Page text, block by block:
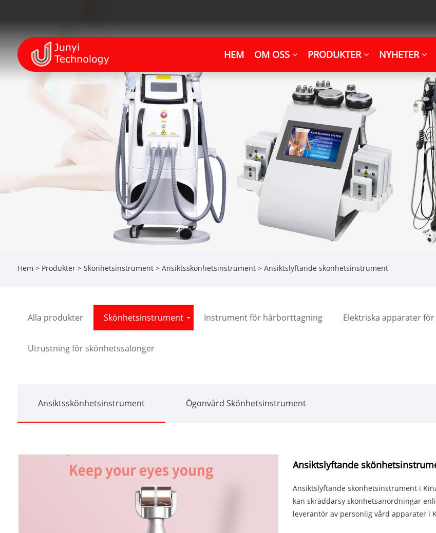
HEM OM OSS PRODUKTER NYHETER
Hem > Produkter> Skönhetsinstrument> Ansiktsskönhetsinstrument> Ansiktslyftande skönhetsinstrument
Alla produkter Skönhetsinstrument Instrument för hårborttagning Elektriska apparater
Utrustning för skönhetssalonger
Ansiktsskönhetsinstrument Ögonvård Skönhetsinstrument
Ansiktslyftande
Ansiktslyftande skönhetsinstrument i
kan skräddarsy skönhetsanordningar
leverantör av personlig vård apparater i